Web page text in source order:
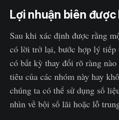
Lợi nhuận biên
Sau khi xác định được rằng
có lời trở lại, bước hợp lý tiếp
có bất kỳ thay đổi rõ ràng
tiêu của các nhóm này hay
chúng ta có thể sử dụng số
nhìn về bội số lãi hoặc lỗ